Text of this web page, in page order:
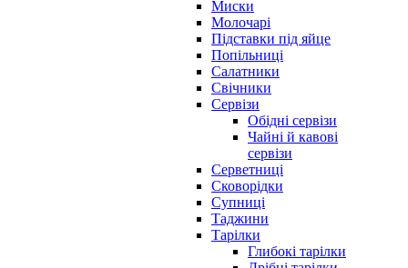
Миски
Молочарі
Підставки під яйце
Попільниці
Салатники
Свічники
Сервізи
Обідні сервізи
Чайні й кавові
сервізи
Серветниці
Сковорідки
Супниці
Таджини
Тарілки
Глибокі тарілки